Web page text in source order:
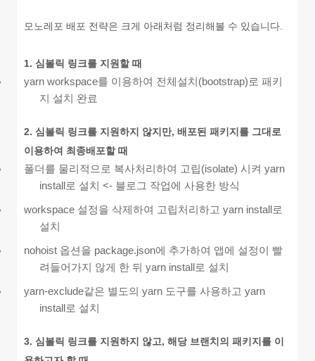
모노레포 배포 전략은 크게 아래처럼 정리해볼 수 있습니다.
1. 심볼릭 링크를 지원할 때
yarn workspace를 이용하여 전체설치(bootstrap)로 패키
지 설치 완료
2. 심볼릭 링크를 지원하지 않지만, 배포된 패키지를 그대로
이용하여 최종배포할 때
폴더를 물리적으로 복사처리하여 고립(isolate) 시켜 yarn
install로 설치 <- 블로그 작업에 사용한 방식
workspace 설정을 삭제하여 고립처리하고 yarn install로
설치
nohoist 옵션을 package.json에 추가하여 앱에 설정이 빨
려들어가지 않게 한 뒤 yarn install로 설치
yarn-exclude같은 별도의 yarn 도구를 사용하고 yarn
install로 설치
3. 심볼릭 링크를 지원하지 않고, 해당 브랜치의 패키지를 이